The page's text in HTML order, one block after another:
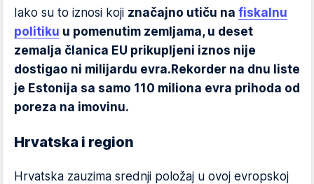
Iako su to iznosi koji značajno utiču na fiskalnu
politiku u pomenutim zemljama, u deset
zemalja članica EU prikupljeni iznos nije
dostigao ni milijardu evra. Rekorder na dnu liste
je Estonija sa samo 110 miliona evra prihoda od
poreza na imovinu.
Hrvatska i region
Hrvatska zauzima srednji položaj u ovoj evropskoj